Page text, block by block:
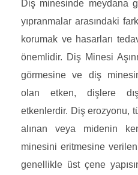
Diş minesinde meydana
yıpranmalar arasındaki
korumak ve hasarları
önemlidir. Diş Minesi
görmesine ve diş
olan etken, dişlere
etkenlerdir. Diş erozyonu,
alınan veya midenin
minesini eritmesine
genellikle üst çene